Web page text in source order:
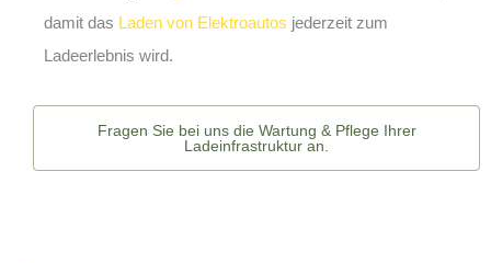
damit das Laden von Elektroautos jederzeit zum
Ladeerlebnis wird.
Fragen Sie bei uns die Wartung & Pflege Ihrer
Ladeinfrastruktur an.